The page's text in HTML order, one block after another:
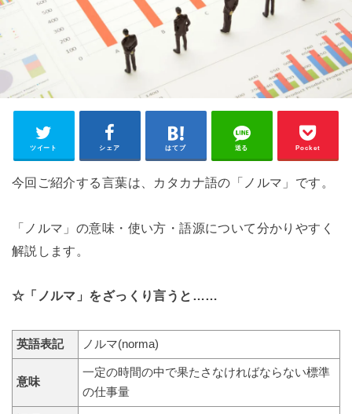
ツイート シェア はてブ 送る Pocket
今回ご紹介する言葉は、カタカナ語の「ノルマ」です。
「ノルマ」の意味・使い方・語源について分かりやすく
解説します。
☆「ノルマ」をざっくり言うと……
英語表記 ノルマ(norma)
意味
一定の時間の中で果たさなければならない標準
の仕事量